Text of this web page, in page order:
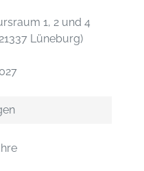
1, 2 und 4
Lüneburg)